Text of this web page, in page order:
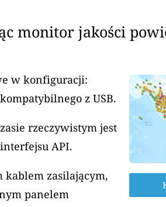
monitor jakości
w konfiguracji:
z USB.
rzeczywistym jest
API.
kablem zasilającym,
panelem